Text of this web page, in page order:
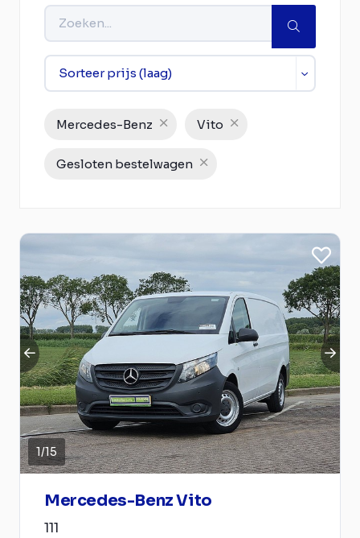
Mercedes-Benz Vito
Gesloten bestelwagen
1/15
Mercedes-Benz Vito
111